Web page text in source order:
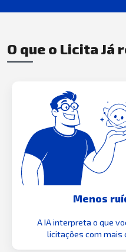
O que o Licita Já
Menos
A IA interpreta o que
licitações com mais